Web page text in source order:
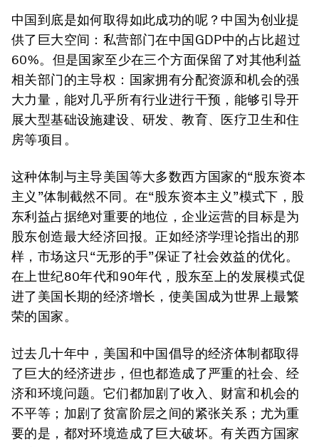
中国到底是如何取得如此成功的呢？中国为创业提
供了巨大空间：私营部门在中国GDP中的占比超过
60%。但是国家至少在三个方面保留了对其他利益
相关部门的主导权：国家拥有分配资源和机会的强
大力量，能对几乎所有行业进行干预，能够引导开
展大型基础设施建设、研发、教育、医疗卫生和住
房等项目。
这种体制与主导美国等大多数西方国家的“股东资本
主义”体制截然不同。在“股东资本主义”模式下，股
东利益占据绝对重要的地位，企业运营的目标是为
股东创造最大经济回报。正如经济学理论指出的那
样，市场这只“无形的手”保证了社会效益的优化。
在上世纪80年代和90年代，股东至上的发展模式促
进了美国长期的经济增长，使美国成为世界上最繁
荣的国家。
过去几十年中，美国和中国倡导的经济体制都取得
了巨大的经济进步，但也都造成了严重的社会、经
济和环境问题。它们都加剧了收入、财富和机会的
不平等；加剧了贫富阶层之间的紧张关系；尤为重
要的是，都对环境造成了巨大破坏。有关西方国家